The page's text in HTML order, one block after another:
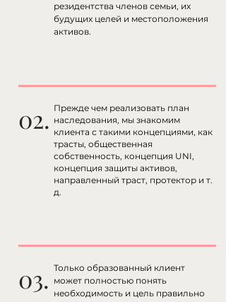
резидентства членов семьи, их
будущих целей и местоположения
активов.
02. Прежде чем реализовать план
наследования, мы знакомим
клиента с такими концепциями, как
трасты, общественная
собственность, концепция UNI,
концепция защиты активов,
направленный траст, протектор и т.
д.
03. Только образованный клиент
может полностью понять
необходимость и цель правильно